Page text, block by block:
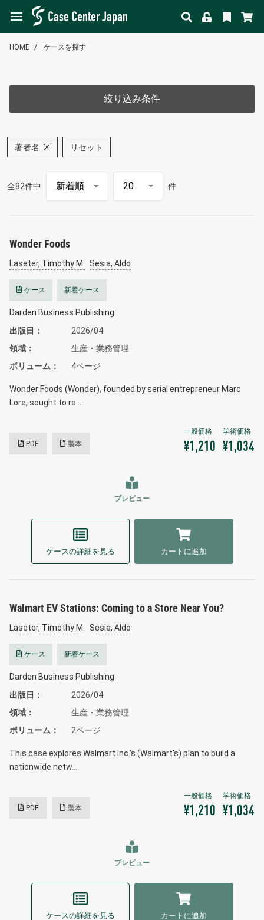
HOME ケースを探す
著者名 リセット
全82件中 件
Wonder Foods
Laseter, Timothy M. Sesia, Aldo
ケース 新着ケース
Darden Business Publishing
出版日
2026/04
領域
生産・業務管理
ボリューム
4ページ
Wonder Foods (Wonder), founded by serial entrepreneur Marc
Lore, sought to re…
PDF 製本 ¥1,210 ¥1,034
プレビュー
ケースの詳細を見る カートに追加
Walmart EV Stations: Coming to a Store Near You?
Laseter, Timothy M. Sesia, Aldo
ケース 新着ケース
Darden Business Publishing
出版日
2026/04
領域
生産・業務管理
ボリューム
2ページ
This case explores Walmart Inc.’s (Walmart's) plan to build a
nationwide netw…
PDF 製本 ¥1,210 ¥1,034
プレビュー
ケースの詳細を見る カートに追加
絞り込み条件